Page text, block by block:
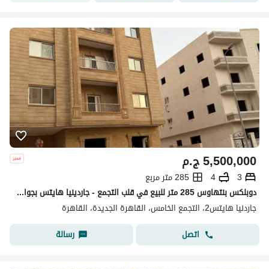
ج.م5,500,000
3
4
285 متر مربع
دوبلكس بنتهاوس 285 متر للبيع في قلب التجمع - جاردينيا هايتس بجوار جمله
جاردنيا هايتس2، التجمع الخامس، القاهرة الجديدة، القاهرة
اتصل
رسالة